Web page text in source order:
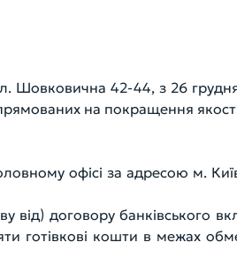
42-44, з 26
на покращення
Головному офісі за адресою м.
від) договору банківського
готівкові кошти в межах